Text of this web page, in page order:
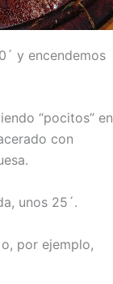
y encendemos
“pocitos” en
con
unos 25´.
por ejemplo,